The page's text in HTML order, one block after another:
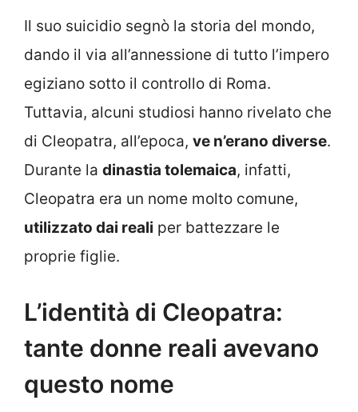
Il suo suicidio segnò la storia del mondo,
dando il via all’annessione di tutto l’impero
egiziano sotto il controllo di Roma.
Tuttavia, alcuni studiosi hanno rivelato che
di Cleopatra, all’epoca, ve n’erano diverse.
Durante la dinastia tolemaica, infatti,
Cleopatra era un nome molto comune,
utilizzato dai reali per battezzare le
proprie figlie.
L’identità di Cleopatra:
tante donne reali avevano
questo nome